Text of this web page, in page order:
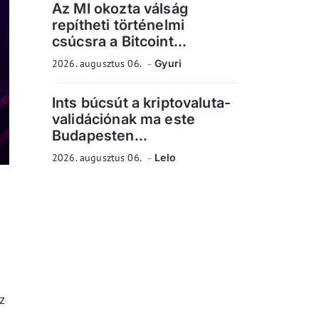
Az MI okozta válság
repítheti történelmi
csúcsra a Bitcoint...
2026. augusztus 06. Gyuri
Ints búcsút a kriptovaluta-
validációnak ma este
Budapesten...
2026. augusztus 06. Lelo